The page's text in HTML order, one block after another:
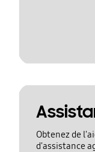
Obtenez de
d'assistance